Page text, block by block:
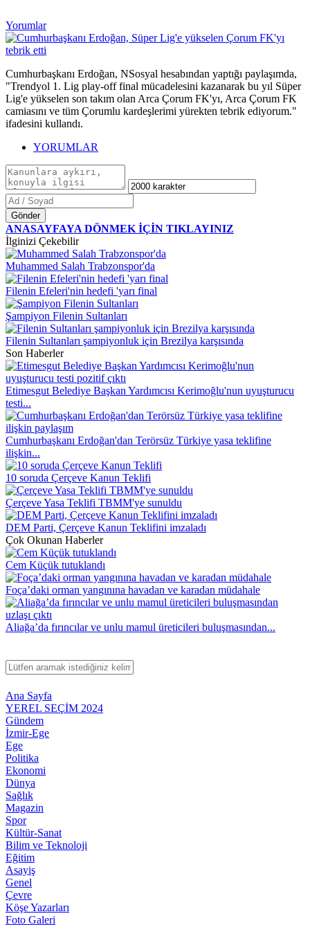
Yorumlar
Cumhurbaşkanı Erdoğan, NSosyal hesabından yaptığı paylaşımda,
"Trendyol 1. Lig play-off final mücadelesini kazanarak bu yıl Süper
Lig'e yükselen son takım olan Arca Çorum FK'yı, Arca Çorum FK
camiasını ve tüm Çorumlu kardeşlerimi yürekten tebrik ediyorum."
ifadesini kullandı.
YORUMLAR
Gönder
ANASAYFAYA DÖNMEK İÇİN TIKLAYINIZ
İlginizi Çekebilir
Muhammed Salah Trabzonspor'da
Filenin Efeleri'nin hedefi 'yarı final
Şampiyon Filenin Sultanları
Filenin Sultanları şampiyonluk için Brezilya karşısında
Son Haberler
Etimesgut Belediye Başkan Yardımcısı Kerimoğlu'nun uyuşturucu
testi...
Cumhurbaşkanı Erdoğan'dan Terörsüz Türkiye yasa teklifine
ilişkin...
10 soruda Çerçeve Kanun Teklifi
Çerçeve Yasa Teklifi TBMM'ye sunuldu
DEM Parti, Çerçeve Kanun Teklifini imzaladı
Çok Okunan Haberler
Cem Küçük tutuklandı
Foça’daki orman yangınına havadan ve karadan müdahale
Aliağa’da fırıncılar ve unlu mamul üreticileri buluşmasından...
Ana Sayfa
YEREL SEÇİM 2024
Gündem
İzmir-Ege
Ege
Politika
Ekonomi
Dünya
Sağlık
Magazin
Spor
Kültür-Sanat
Bilim ve Teknoloji
Eğitim
Asayiş
Genel
Çevre
Köşe Yazarları
Foto Galeri